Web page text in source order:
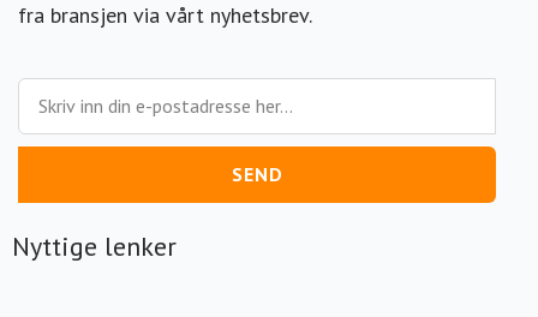
fra bransjen via vårt nyhetsbrev.
SEND
Nyttige lenker